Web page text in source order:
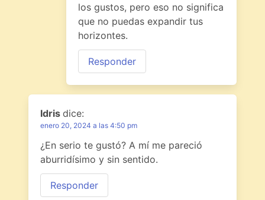
los gustos, pero eso no significa
que no puedas expandir tus
horizontes.
Responder
Idris dice:
enero 20, 2024 a las 4:50 pm
¿En serio te gustó? A mí me pareció
aburridísimo y sin sentido.
Responder